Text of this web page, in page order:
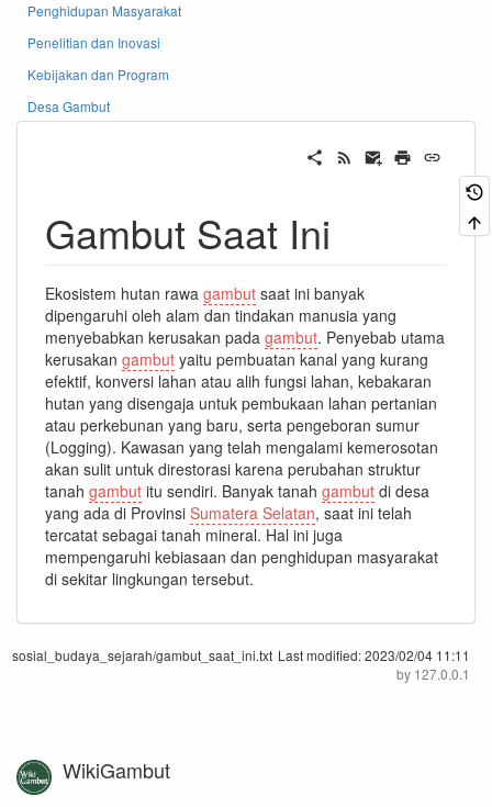
Penghidupan Masyarakat
Penelitian dan Inovasi
Kebijakan dan Program
Desa Gambut
Gambut Saat Ini
Ekosistem hutan rawa gambut saat ini banyak
dipengaruhi oleh alam dan tindakan manusia yang
menyebabkan kerusakan pada gambut. Penyebab utama
kerusakan gambut yaitu pembuatan kanal yang kurang
efektif, konversi lahan atau alih fungsi lahan, kebakaran
hutan yang disengaja untuk pembukaan lahan pertanian
atau perkebunan yang baru, serta pengeboran sumur
(Logging). Kawasan yang telah mengalami kemerosotan
akan sulit untuk direstorasi karena perubahan struktur
tanah gambut itu sendiri. Banyak tanah gambut di desa
yang ada di Provinsi Sumatera Selatan, saat ini telah
tercatat sebagai tanah mineral. Hal ini juga
mempengaruhi kebiasaan dan penghidupan masyarakat
di sekitar lingkungan tersebut.
sosial_budaya_sejarah/gambut_saat_ini.txt Last modified:2023/02/04 11:11
by 127.0.0.1
WikiGambut